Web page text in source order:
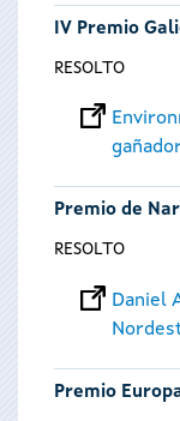
IV Premio
RESOLTO
Premio de
RESOLTO
Daniel
Premio